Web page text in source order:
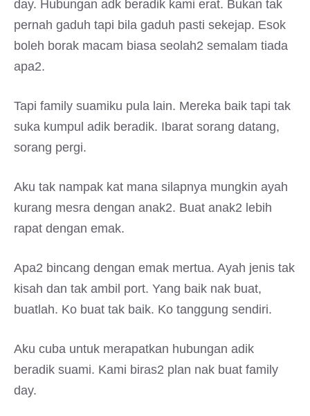
day. Hubungan adk beradik kami erat. Bukan tak
pernah gaduh tapi bila gaduh pasti sekejap. Esok
boleh borak macam biasa seolah2 semalam tiada
apa2.
Tapi family suamiku pula lain. Mereka baik tapi tak
suka kumpul adik beradik. Ibarat sorang datang,
sorang pergi.
Aku tak nampak kat mana silapnya mungkin ayah
kurang mesra dengan anak2. Buat anak2 lebih
rapat dengan emak.
Apa2 bincang dengan emak mertua. Ayah jenis tak
kisah dan tak ambil port. Yang baik nak buat,
buatlah. Ko buat tak baik. Ko tanggung sendiri.
Aku cuba untuk merapatkan hubungan adik
beradik suami. Kami biras2 plan nak buat family
day.